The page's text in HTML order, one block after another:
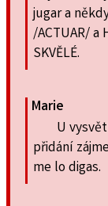
jugar a
/ACTUAR/ a
SKVĚLÉ.
Marie
U
přidání
me lo digas.